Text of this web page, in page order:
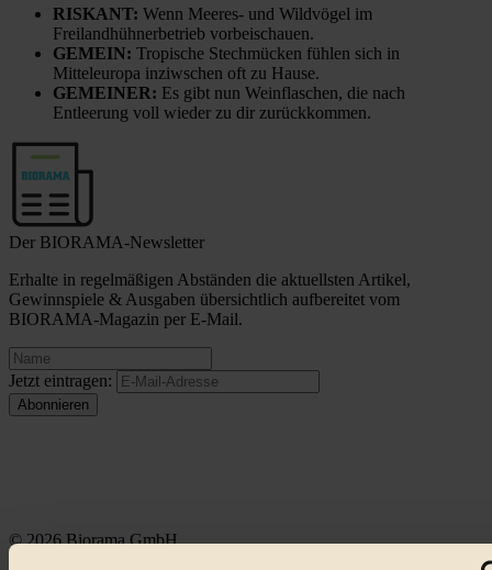
RISKANT: Wenn Meeres- und Wildvögel im
Freilandhühnerbetrieb vorbeischauen.
GEMEIN: Tropische Stechmücken fühlen sich in
Mitteleuropa inziwschen oft zu Hause.
GEMEINER: Es gibt nun Weinflaschen, die nach
Entleerung voll wieder zu dir zurückkommen.
Der BIORAMA-Newsletter
Erhalte in regelmäßigen Abständen die aktuellsten Artikel,
Gewinnspiele & Ausgaben übersichtlich aufbereitet vom
BIORAMA-Magazin per E-Mail.
Jetzt eintragen:
© 2026 Biorama GmbH